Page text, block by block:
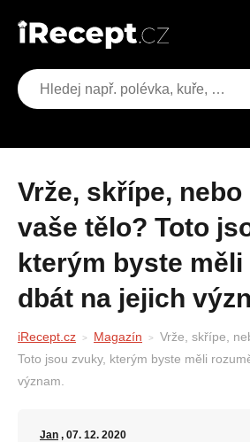
Vrže, skřípe, nebo loupe
vaše tělo? Toto
kterým byste měli
dbát na jejich
iRecept.cz Magazín
Vrže, skřípe,
Toto jsou zvuky, kterým byste měli
význam.
Jan , 07. 12. 2020